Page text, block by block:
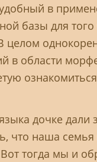
в
базы для
целом
в области
дочке
что наша
тогда мы и